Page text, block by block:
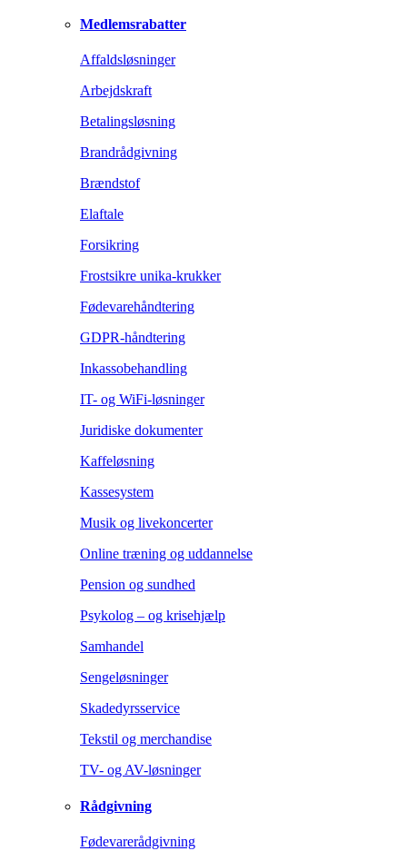
Medlemsrabatter
Affaldsløsninger
Arbejdskraft
Betalingsløsning
Brandrådgivning
Brændstof
Elaftale
Forsikring
Frostsikre unika-krukker
Fødevarehåndtering
GDPR-håndtering
Inkassobehandling
IT- og WiFi-løsninger
Juridiske dokumenter
Kaffeløsning
Kassesystem
Musik og livekoncerter
Online træning og uddannelse
Pension og sundhed
Psykolog – og krisehjælp
Samhandel
Sengeløsninger
Skadedyrsservice
Tekstil og merchandise
TV- og AV-løsninger
Rådgivning
Fødevarerådgivning